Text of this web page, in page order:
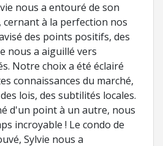
nous a entouré de son
à la perfection nos
des points positifs, des
nous a aiguillé vers
Notre choix a été éclairé
connaissances du marché,
lois, des subtilités locales.
d'un point à un autre, nous
incroyable ! Le condo de
Sylvie nous a